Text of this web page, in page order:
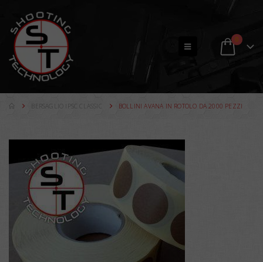
0
BERSAGLIO IPSC CLASSIC BOLLINI AVANA IN ROTOLO DA 2000 PEZZI